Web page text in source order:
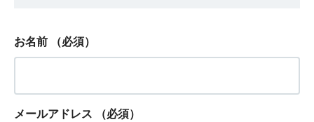
お名前 （必須）
メールアドレス （必須）